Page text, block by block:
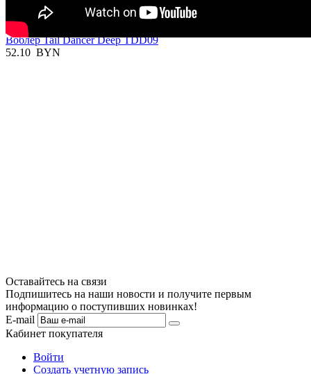
В наличии
Воблер Tail Dancer Deep TDD09
52.10 BYN
Оставайтесь на связи
Подпишитесь на наши новости и получите первым
информацию о поступивших новинках!
E-mail
Кабинет покупателя
Войти
Создать учетную запись